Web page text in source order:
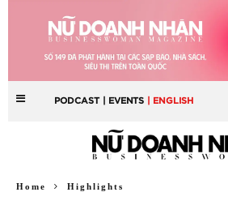
PODCAST | EVENTS | ENGLISH
Home Highlights